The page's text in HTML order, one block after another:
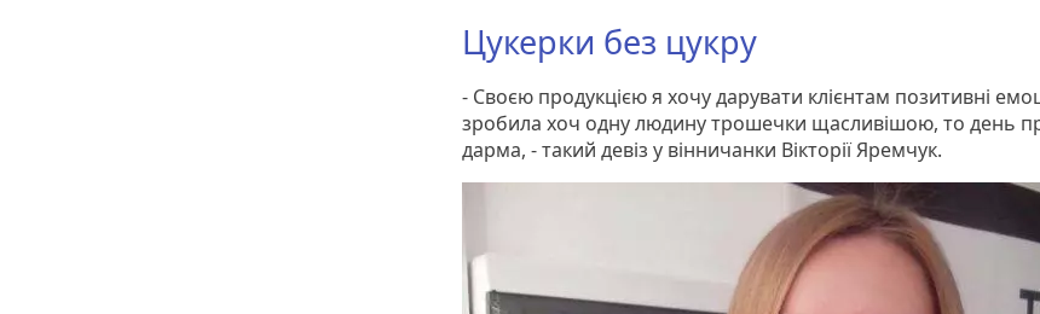
Цукерки без цукру
- Своєю продукцією я хочу дарувати клієнтам позитивні
зробила хоч одну людину трошечки щасливішою, то день
дарма, - такий девіз у вінничанки Вікторії Яремчук.